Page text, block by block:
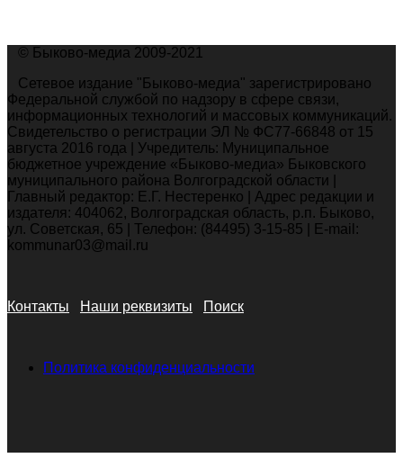
© Быково-медиа 2009-2021
Сетевое издание "Быково-медиа" зарегистрировано
Федеральной службой по надзору в сфере связи,
информационных технологий и массовых коммуникаций.
Свидетельство о регистрации ЭЛ № ФС77-66848 от 15
августа 2016 года | Учредитель: Муниципальное
бюджетное учреждение «Быково-медиа» Быковского
муниципального района Волгоградской области |
Главный редактор: Е.Г. Нестеренко | Адрес редакции и
издателя: 404062, Волгоградская область, р.п. Быково,
ул. Советская, 65 | Телефон: (84495) 3-15-85 | E-mail:
kommunar03@mail.ru
Контакты Наши реквизиты Поиск
Политика конфиденциальности